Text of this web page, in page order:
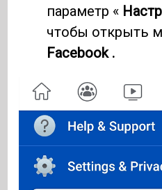
параметр «
чтобы открыть
Facebook .